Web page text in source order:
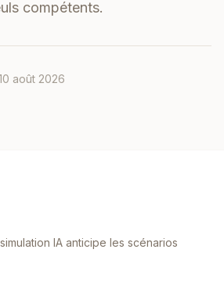
compétents.
août 2026
IA anticipe les scénarios